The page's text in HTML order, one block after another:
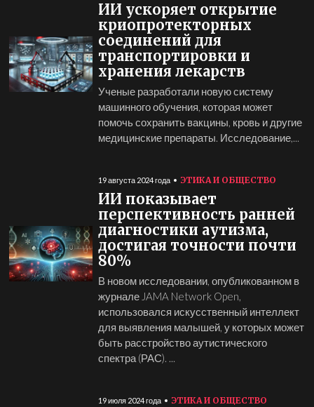
ИИ ускоряет открытие
криопротекторных
соединений для
транспортировки и
хранения лекарств
Ученые разработали новую систему
машинного обучения, которая может
помочь сохранить вакцины, кровь и другие
медицинские препараты. Исследование,...
19 августа 2024 года ЭТИКА И ОБЩЕСТВО
ИИ показывает
перспективность ранней
диагностики аутизма,
достигая точности почти
80%
В новом исследовании, опубликованном в
журнале JAMA Network Open,
использовался искусственный интеллект
для выявления малышей, у которых может
быть расстройство аутистического
спектра (РАС). ...
19 июля 2024 года ЭТИКА И ОБЩЕСТВО